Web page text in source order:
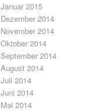
Januar 2015
Dezember 2014
November 2014
Oktober 2014
September 2014
August 2014
Juli 2014
Juni 2014
Mai 2014